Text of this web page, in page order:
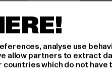
analyse use
allow partners to extract
which do not have